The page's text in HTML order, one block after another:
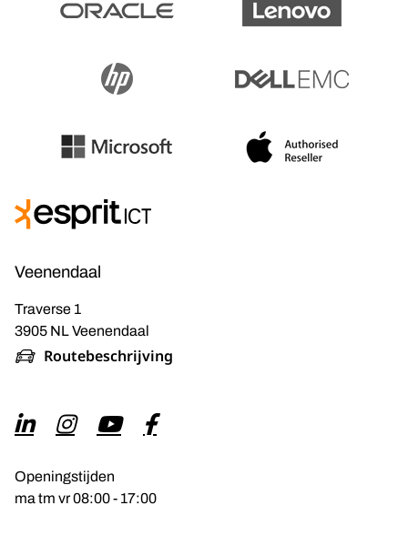
Veenendaal
Traverse 1
3905 NL Veenendaal
Routebeschrijving
Openingstijden
ma tm vr 08:00 - 17:00